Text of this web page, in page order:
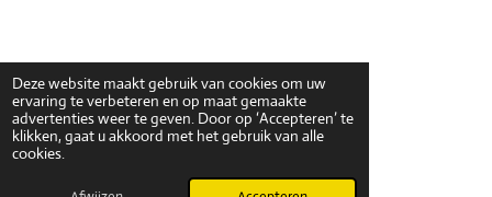
Deze website maakt gebruik van cookies om uw
ervaring te verbeteren en op maat gemaakte
advertenties weer te geven. Door op ‘Accepteren’ te
klikken, gaat u akkoord met het gebruik van alle
cookies.